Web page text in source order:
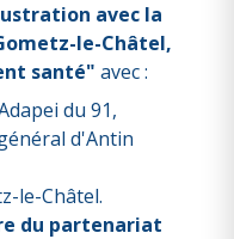
avec la
le-Châtel,
santé" avec :
du 91,
d'Antin
le-Châtel.
du partenariat